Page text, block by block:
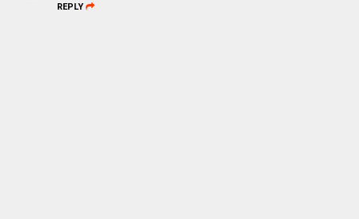
REPLY